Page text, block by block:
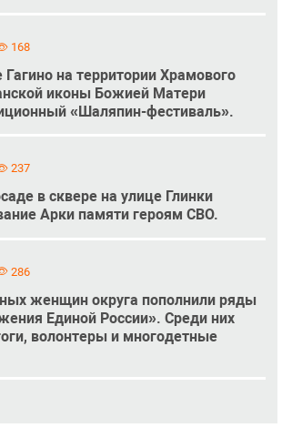
168
Гагино на территории Храмового
иконы Божией Матери
«Шаляпин-фестиваль».
237
в сквере на улице Глинки
Арки памяти героям СВО.
286
женщин округа пополнили ряды
Единой России». Среди них
волонтеры и многодетные